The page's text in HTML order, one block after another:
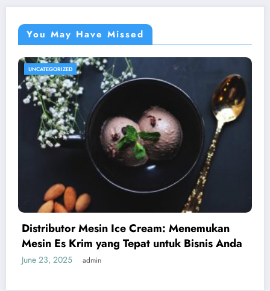
You May Have Missed
UNCATEGORIZED
Distributor Mesin Ice Cream: Menemukan
Mesin Es Krim yang Tepat untuk Bisnis Anda
June 23, 2025 admin